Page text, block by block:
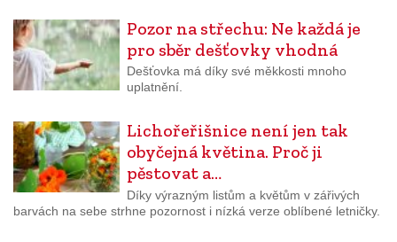
Pozor na střechu: Ne každá je
pro sběr dešťovky vhodná
Dešťovka má díky své měkkosti mnoho
uplatnění.
Lichořeřišnice není jen tak
obyčejná květina. Proč ji
pěstovat a…
Díky výrazným listům a květům v zářivých
barvách na sebe strhne pozornost i nízká verze oblíbené letničky.